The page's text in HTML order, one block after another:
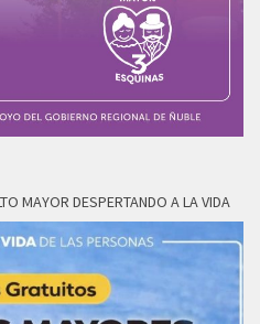
MAYOR DESPERTANDO A LA VIDA